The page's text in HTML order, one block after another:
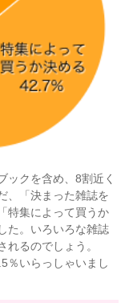
ックを含め、8割近く
、「決まった雑誌を
特集によって買うか
た。いろいろな雑誌
るのでしょう。
％いらっしゃいまし